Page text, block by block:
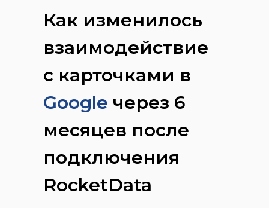
Как изменилось
взаимодействие
с карточками в
Google через 6
месяцев после
подключения
RocketData